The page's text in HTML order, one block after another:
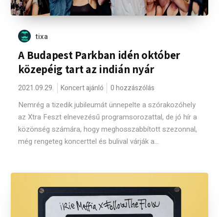
tixa
A Budapest Parkban idén október
közepéig tart az indián nyár
2021.09.29. Koncert ajánló 0 hozzászólás
Nemrég a tizedik jubileumát ünnepelte a szórakozóhely
az Xtra Feszt elnevezésű programsorozattal, de jó hír a
közönség számára, hogy meghosszabbított szezonnal,
még rengeteg koncerttel és bulival várják a...